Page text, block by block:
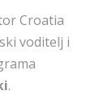
Croatia
voditelj i
.